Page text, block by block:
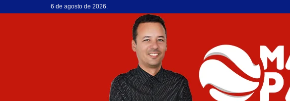
6 de agosto de 2026.